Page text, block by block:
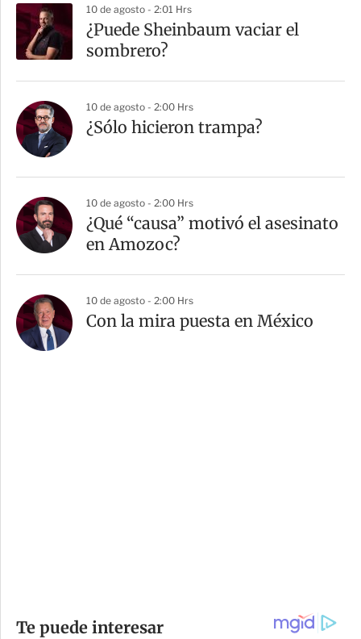
10 de agosto - 2:01 Hrs
¿Puede Sheinbaum vaciar el
sombrero?
10 de agosto - 2:00 Hrs
¿Sólo hicieron trampa?
10 de agosto - 2:00 Hrs
¿Qué “causa” motivó el asesinato
en Amozoc?
10 de agosto - 2:00 Hrs
Con la mira puesta en México